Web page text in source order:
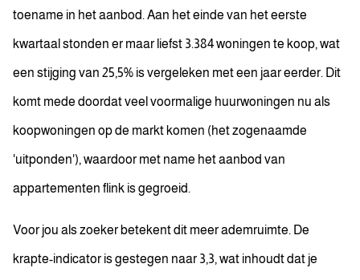
toename in het aanbod. Aan het einde van het eerste
kwartaal stonden er maar liefst 3.384 woningen te koop, wat
een stijging van 25,5% is vergeleken met een jaar eerder. Dit
komt mede doordat veel voormalige huurwoningen nu als
koopwoningen op de markt komen (het zogenaamde
'uitponden'), waardoor met name het aanbod van
appartementen flink is gegroeid.
Voor jou als zoeker betekent dit meer ademruimte. De
krapte-indicator is gestegen naar 3,3, wat inhoudt dat je